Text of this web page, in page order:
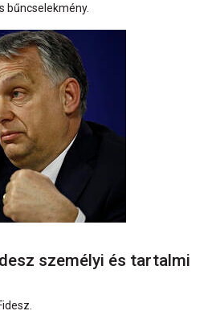
bűncselekmény.
személyi és tartalmi